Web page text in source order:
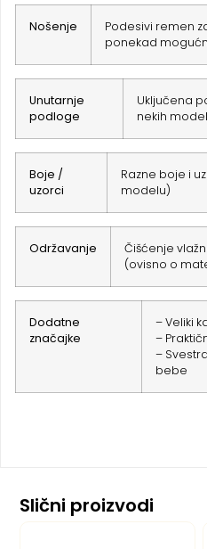
Nošenje
Podesivi remen
ponekad
Unutarnje
podloge
Uključena
nekih
Boje /
uzorci
Razne boje i
modelu)
Održavanje
Čišćenje
(ovisno o
Dodatne
značajke
– Veliki
–
–
bebe
Slični proizvodi